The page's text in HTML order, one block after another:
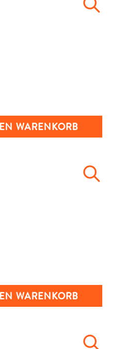
WARENKORB
WARENKORB